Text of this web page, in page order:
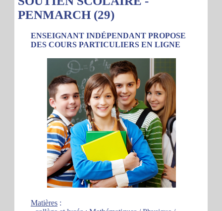
PENMARCH (29)
ENSEIGNANT INDÉPENDANT PROPOSE
DES COURS PARTICULIERS EN LIGNE
Matières :